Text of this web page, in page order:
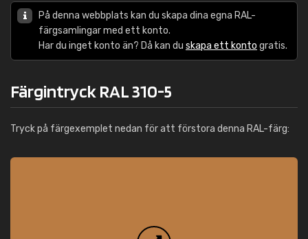
På denna webbplats kan du skapa dina egna RAL-
färgsamlingar med ett konto.
Har du inget konto än? Då kan du skapa ett konto gratis.
Färgintryck RAL 310-5
Tryck på färgexemplet nedan för att förstora denna RAL-färg: